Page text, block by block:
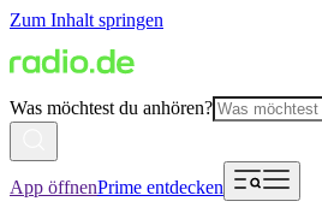
Zum Inhalt springen
Was möchtest du anhören?
App öffnenPrime entdecken